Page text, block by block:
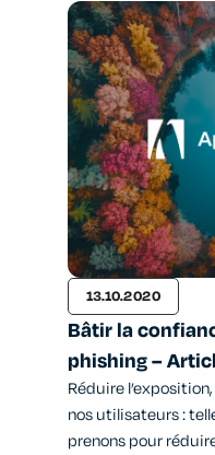
13.10.2020
Bâtir la
phishing –
Réduire
nos utilisateurs :
prenons pour